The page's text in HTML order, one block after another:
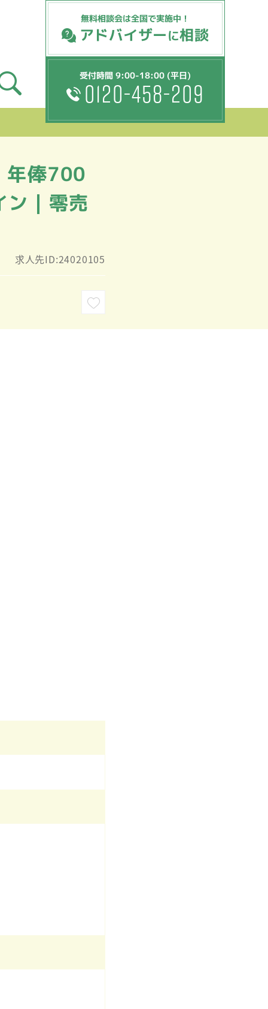
無料相談会は全国で実施中！
アドバイザーに相談
受付時間 9:00-18:00 (平日)
0120-458-209
年俸700
ン｜零売
求人先ID:24020105